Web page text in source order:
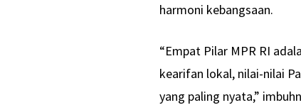
harmoni kebangsaan.
“Empat Pilar MPR RI
kearifan lokal, nilai-nilai
yang paling nyata,”